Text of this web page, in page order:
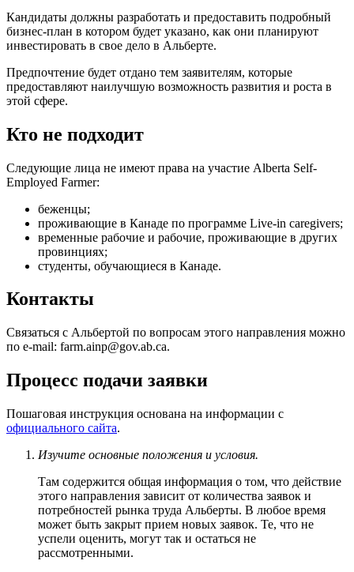
Кандидаты должны разработать и предоставить подробный
бизнес-план в котором будет указано, как они планируют
инвестировать в свое дело в Альберте.
Предпочтение будет отдано тем заявителям, которые
предоставляют наилучшую возможность развития и роста в
этой сфере.
Кто не подходит
Следующие лица не имеют права на участие Alberta Self-
Employed Farmer:
беженцы;
проживающие в Канаде по программе Live-in caregivers;
временные рабочие и рабочие, проживающие в других
провинциях;
студенты, обучающиеся в Канаде.
Контакты
Связаться с Альбертой по вопросам этого направления можно
по e-mail: farm.ainp@gov.ab.ca.
Процесс подачи заявки
Пошаговая инструкция основана на информации с
официального сайта.
Изучите основные положения и условия.
Там содержится общая информация о том, что действие
этого направления зависит от количества заявок и
потребностей рынка труда Альберты. В любое время
может быть закрыт прием новых заявок. Те, что не
успели оценить, могут так и остаться не
рассмотренными.